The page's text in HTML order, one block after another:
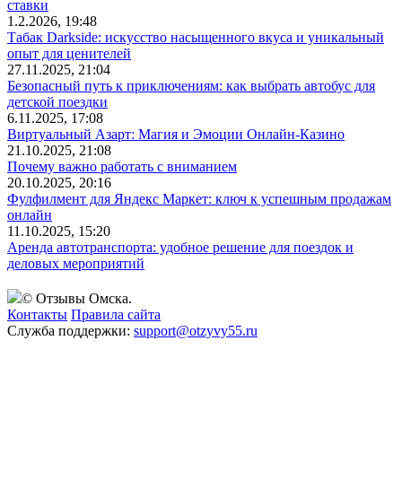
ставки
1.2.2026, 19:48
Табак Darkside: искусство насыщенного вкуса и уникальный
опыт для ценителей
27.11.2025, 21:04
Безопасный путь к приключениям: как выбрать автобус для
детской поездки
6.11.2025, 17:08
Виртуальный Азарт: Магия и Эмоции Онлайн-Казино
21.10.2025, 21:08
Почему важно работать с вниманием
20.10.2025, 20:16
Фулфилмент для Яндекс Маркет: ключ к успешным продажам
онлайн
11.10.2025, 15:20
Аренда автотранспорта: удобное решение для поездок и
деловых мероприятий
© Отзывы Омска.
Контакты Правила сайта
Служба поддержки: support@otzyvy55.ru